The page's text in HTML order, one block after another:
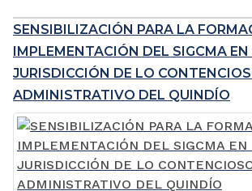
SENSIBILIZACIÓN PARA LA
IMPLEMENTACIÓN DEL SIGCMA EN
JURISDICCIÓN DE LO
ADMINISTRATIVO DEL QUINDÍO